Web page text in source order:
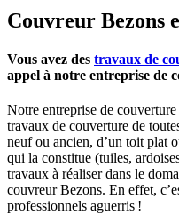
Couvreur Bezons
Vous avez des travaux de
appel à notre entreprise de
Notre entreprise de
travaux de couverture de
neuf ou ancien, d’un toit plat
qui la constitue (tuiles,
travaux à réaliser dans le
couvreur Bezons. En effet,
professionnels aguerris !